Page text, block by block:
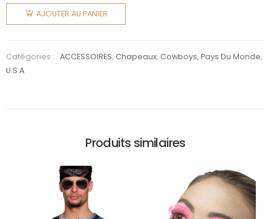
Cowboy :
AJOUTER AU PANIER
Catégories : ACCESSOIRES, Chapeaux, Cowboys,Pays Du Monde,
U.S.A
Produits similaires